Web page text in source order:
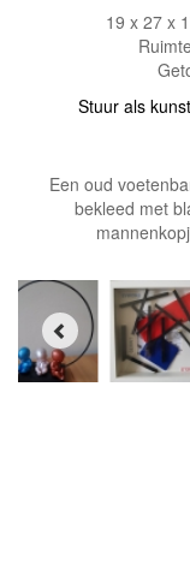
19 x 27 x
Stuur als
Een oud
bekleed met